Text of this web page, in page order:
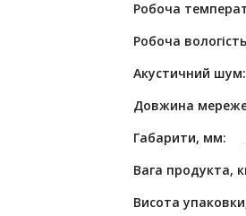
Робоча
Робоча
Акустичний шум:
Довжина
Габарити, мм:
Вага продукта,
Висота